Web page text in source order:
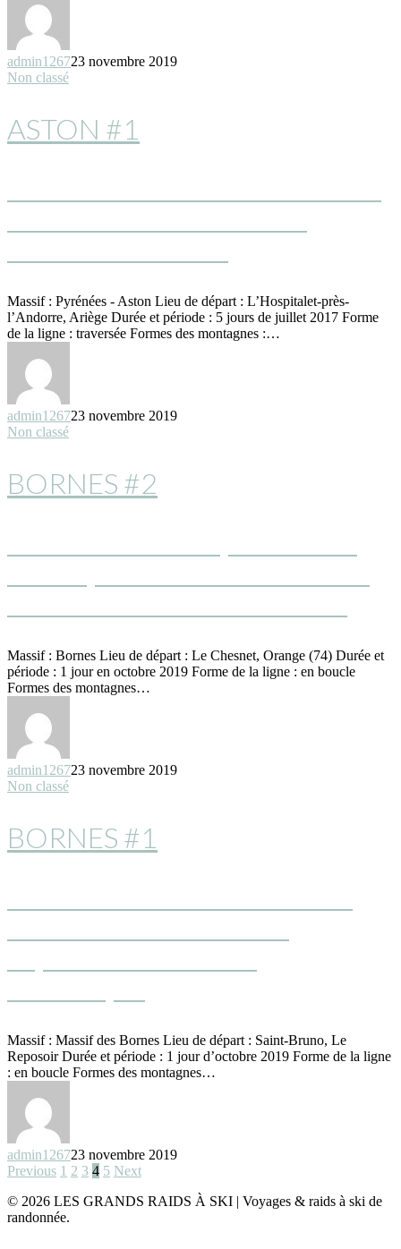
admin126723 novembre 2019
Non classé
ASTON #1
Massif : Pyrénées - Aston Lieu de départ : L’Hospitalet-près-
l’Andorre, Ariège Durée et période : 5 jours de juillet 2017 Forme
de la ligne : traversée Formes des montagnes :…
admin126723 novembre 2019
Non classé
BORNES #2
Massif : Bornes Lieu de départ : Le Chesnet, Orange (74) Durée et
période : 1 jour en octobre 2019 Forme de la ligne : en boucle
Formes des montagnes…
admin126723 novembre 2019
Non classé
BORNES #1
Massif : Massif des Bornes Lieu de départ : Saint-Bruno, Le
Reposoir Durée et période : 1 jour d’octobre 2019 Forme de la ligne
: en boucle Formes des montagnes…
admin126723 novembre 2019
Previous 1 2 3 4 5 Next
© 2026 LES GRANDS RAIDS À SKI | Voyages & raids à ski de
randonnée.